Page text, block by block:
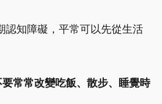
認知障礙，平常可以先從生活
常常改變吃飯、散步、睡覺時